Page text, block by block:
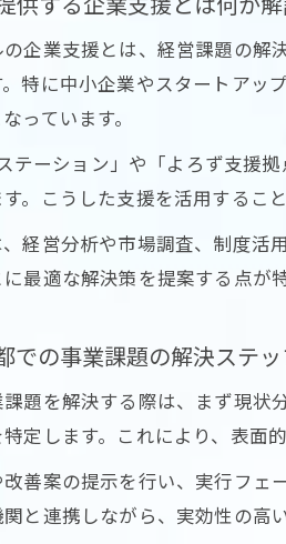
事
コ
創業支
創
企
コ
企
東
コ
企
企業支援とは、経営課題の
特に中小企業やスタートア
っています。
ステーション」や「よろず支
。こうした支援を活用する
経営分析や市場調査、制度
最適な解決策を提案する点が特
での事業課題の解決ステ
題を解決する際は、まず現
定します。これにより、表面
善案の提示を行い、実行フ
と連携しながら、実効性の高